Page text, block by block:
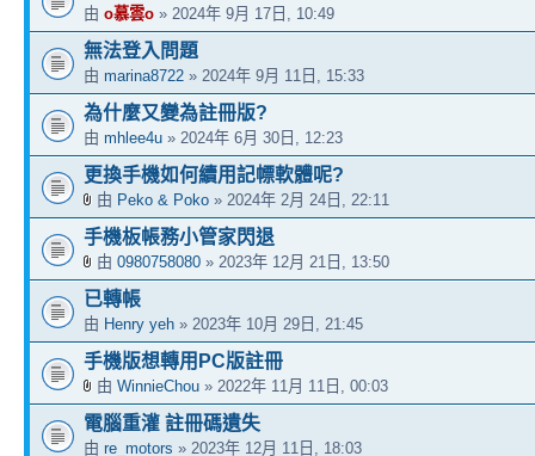
由 o慕雲o » 2024年 9月 17日, 10:49
無法登入問題
由 marina8722 » 2024年 9月 11日, 15:33
為什麼又變為註冊版?
由 mhlee4u » 2024年 6月 30日, 12:23
更換手機如何續用記幖軟體呢?
由 Peko & Poko » 2024年 2月 24日, 22:11
手機板帳務小管家閃退
由 0980758080 » 2023年 12月 21日, 13:50
已轉帳
由 Henry yeh » 2023年 10月 29日, 21:45
手機版想轉用PC版註冊
由 WinnieChou » 2022年 11月 11日, 00:03
電腦重灌 註冊碼遺失
由 re_motors » 2023年 12月 11日, 18:03